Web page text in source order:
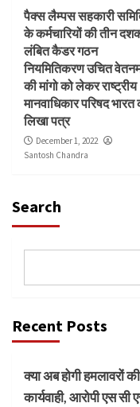
पैक्स लैम्पस सहकारी
के कर्मचारियों की तीन
लंबित कैडर गठन
नियमितिकरण उचित
की मांगो को लेकर राष्ट्रीय
मानवाधिकार परिषद भारत
लिखा पत्र
December 1, 2022
Santosh Chandra
Search
Recent Posts
क्या अब होगी हमलावरों
कार्यवाही, आरोपी एस